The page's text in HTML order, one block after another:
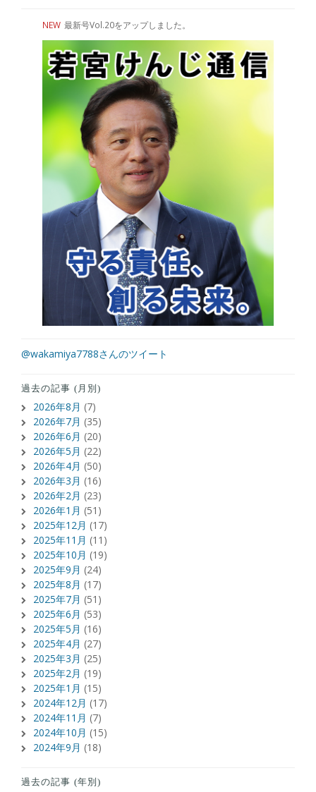
NEW 最新号Vol.20をアップしました。
@wakamiya7788さんのツイート
過去の記事 (月別)
2026年8月 (7)
2026年7月 (35)
2026年6月 (20)
2026年5月 (22)
2026年4月 (50)
2026年3月 (16)
2026年2月 (23)
2026年1月 (51)
2025年12月 (17)
2025年11月 (11)
2025年10月 (19)
2025年9月 (24)
2025年8月 (17)
2025年7月 (51)
2025年6月 (53)
2025年5月 (16)
2025年4月 (27)
2025年3月 (25)
2025年2月 (19)
2025年1月 (15)
2024年12月 (17)
2024年11月 (7)
2024年10月 (15)
2024年9月 (18)
過去の記事 (年別)